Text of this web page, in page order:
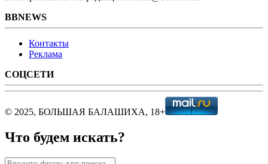
BBNEWS
Контакты
Реклама
СОЦСЕТИ
© 2025, БОЛЬШАЯ БАЛАШИХА, 18+
Что будем искать?